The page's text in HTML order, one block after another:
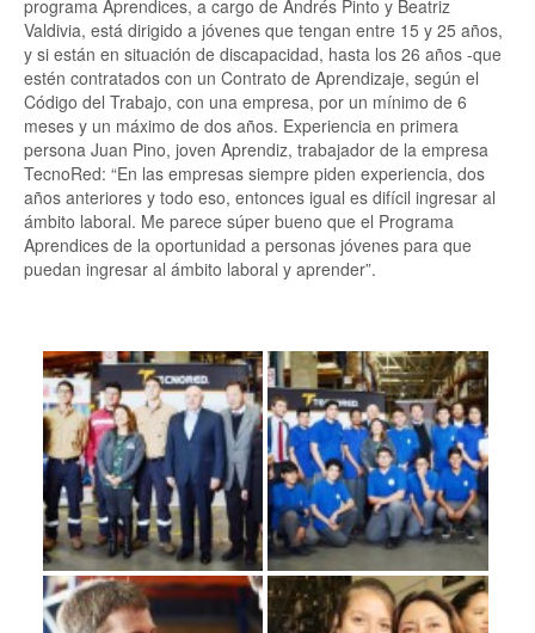
programa Aprendices, a cargo de Andrés Pinto y Beatriz
Valdivia, está dirigido a jóvenes que tengan entre 15 y 25 años,
y si están en situación de discapacidad, hasta los 26 años -que
estén contratados con un Contrato de Aprendizaje, según el
Código del Trabajo, con una empresa, por un mínimo de 6
meses y un máximo de dos años. Experiencia en primera
persona Juan Pino, joven Aprendiz, trabajador de la empresa
TecnoRed: “En las empresas siempre piden experiencia, dos
años anteriores y todo eso, entonces igual es difícil ingresar al
ámbito laboral. Me parece súper bueno que el Programa
Aprendices de la oportunidad a personas jóvenes para que
puedan ingresar al ámbito laboral y aprender”.